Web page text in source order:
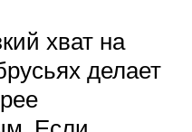
хват на
делает